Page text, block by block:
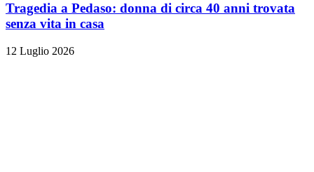
Tragedia a Pedaso: donna di circa 40 anni trovata
senza vita in casa
12 Luglio 2026